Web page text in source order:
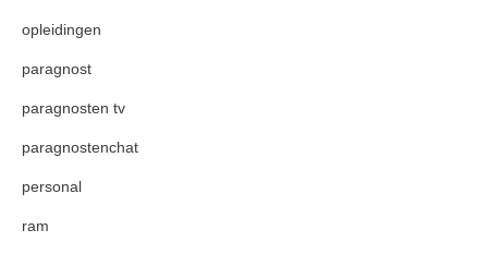
opleidingen
paragnost
paragnosten tv
paragnostenchat
personal
ram